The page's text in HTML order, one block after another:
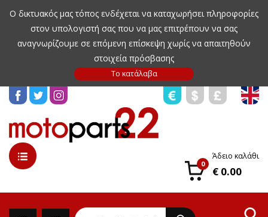
Ο δικτυακός μας τόπος ενδέχεται να καταχωρήσει πληροφορίες
στον υπολογιστή σας που να μας επιτρέπουν να σας
αναγνωρίζουμε σε επόμενη επίσκεψη χωρίς να απαιτηθούν
στοιχεία πρόσβασης
0
Άδειο καλάθι
€ 0.00